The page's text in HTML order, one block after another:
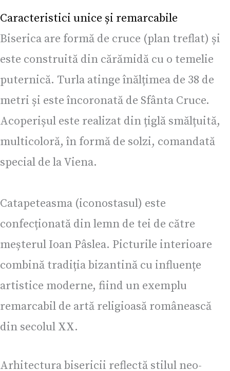
Caracteristici unice și remarcabile
Biserica are formă de cruce (plan treflat) și
este construită din cărămidă cu o temelie
puternică. Turla atinge înălțimea de 38 de
metri și este încoronată de Sfânta Cruce.
Acoperișul este realizat din țiglă smălțuită,
multicoloră, în formă de solzi, comandată
special de la Viena.
Catapeteasma (iconostasul) este
confecționată din lemn de tei de către
meșterul Ioan Pâslea. Picturile interioare
combină tradiția bizantină cu influențe
artistice moderne, fiind un exemplu
remarcabil de artă religioasă românească
din secolul XX.
Arhitectura bisericii reflectă stilul neo-